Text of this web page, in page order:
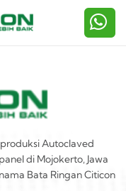
Autoclaved
di Mojokerto, Jawa
Bata Ringan Citicon